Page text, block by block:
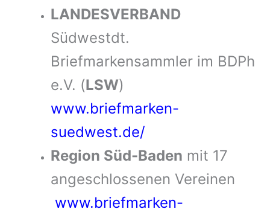
LANDESVERBAND
Südwestdt.
Briefmarkensammler im BDPh
e.V. (LSW)
www.briefmarken-
suedwest.de/
Region Süd-Baden mit 17
angeschlossenen Vereinen
www.briefmarken-